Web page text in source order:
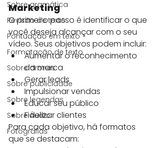
Sobre gramática
Revisão de texto
Pontuação em texto
Formatação de texto
Sobre drones
Sobre publicidade
Sobre legendas
Sobre Áudio
Fotografias
Marketing
O primeiro passo é identificar o que
você deseja alcançar com o seu
vídeo. Seus objetivos podem incluir:
Aumentar o reconhecimento
da marca
Gerar leads
Impulsionar vendas
Educar seu público
Fidelizar clientes
Para cada objetivo, há formatos
que se destacam: